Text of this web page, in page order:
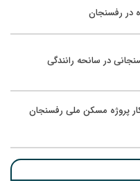
در رفسنجان
پروژه مسکن ملی رفسنجان